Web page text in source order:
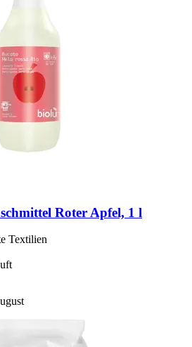
Roter Apfel, 1 l
Textilien